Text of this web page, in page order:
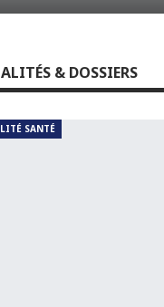
& DOSSIERS
SANTÉ